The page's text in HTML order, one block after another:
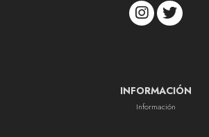
INFORMACIÓN
Información